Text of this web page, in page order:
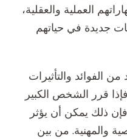
العملية والعقلية،
جديدة في حياتهم
من الفوائد والتأثيرات
قرر الشخص الكبير
ذلك يمكن أن يؤثر
والمهنية. من بين